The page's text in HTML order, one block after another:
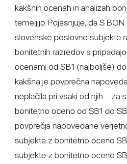
kakšnih ocenah in analizah
temeljijo. Pojasnjuje, da
slovenske poslovne subjekte
bonitetnih razredov s
ocenami od SB1 (najboljše)
kakšna je povprečna
neplačila pri vsaki od njih – za
bonitetno oceno od SB1 do
povprečja napovedane
subjekte z bonitetno oceno
subjekte z bonitetno oceno